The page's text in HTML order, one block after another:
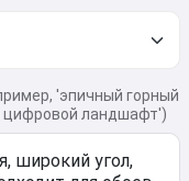
'эпичный горный
цифровой ландшафт')